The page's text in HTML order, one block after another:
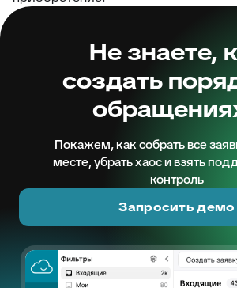
Не знаете,
создать
Покажем, как собрать все
месте, убрать хаос и взять
контроль
Запросить демо